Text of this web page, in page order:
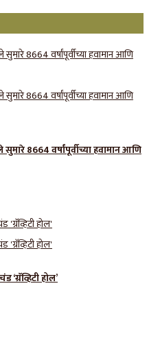
8664 वर्षांपूर्वीच्या हवामान आणि
‘ग्रॅव्हिटी होल’